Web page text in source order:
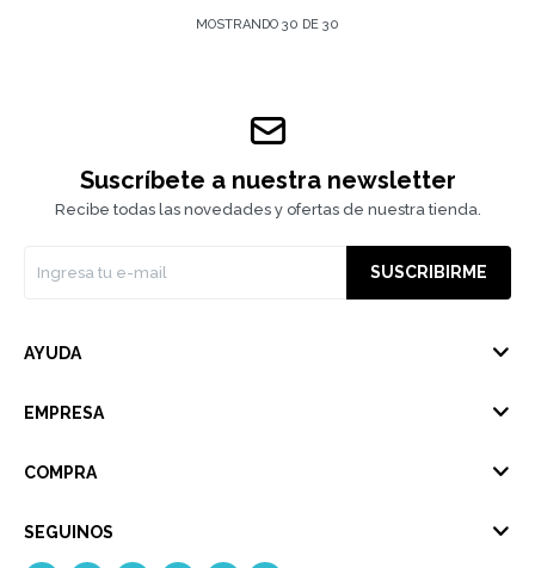
MOSTRANDO 30 DE 30
Suscríbete a nuestra newsletter
Recibe todas las novedades y ofertas de nuestra tienda.
SUSCRIBIRME
AYUDA
EMPRESA
COMPRA
SEGUINOS